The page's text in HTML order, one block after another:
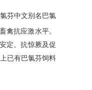
芬中文别名巴氯
禽抗应激水平。
定、抗惊厥及促
已有巴氯芬饲料